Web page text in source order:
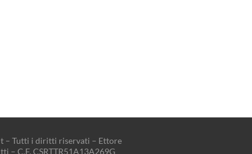
– Tutti i diritti riservati – Ettore
– C.F. CSRTTR51A13A269G